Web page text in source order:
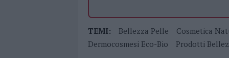
TEMI: Bellezza Pelle Cosmetica
Dermocosmesi Eco-Bio
Prodotti